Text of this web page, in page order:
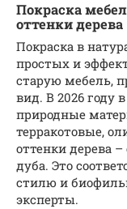
Покраска
оттенки дерева
Покраска в
простых и
старую мебель,
вид. В 2026 году
природные
терракотовые,
оттенки дерева
дуба. Это
стилю и
эксперты.